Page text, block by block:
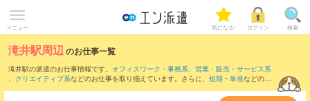
メニュー 気になる! ログイン 検索
滝井駅周辺のお仕事一覧
滝井駅の派遣のお仕事情報です。 オフィスワーク・事務系、 営業・販売・サービス系
、 クリエイティブ系などのお仕事を取り揃えています。さらに、 短期 ・ 単発などの期